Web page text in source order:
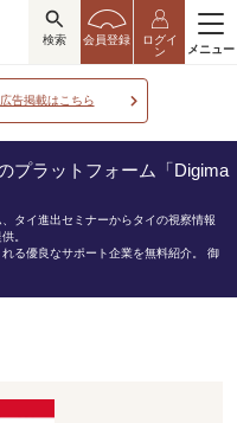
検索 会員登録
ログイ
ン
メニュー
広告掲載はこちら
プラットフォーム「Digima
タイ進出セミナーからタイの視察情報
。
る優良なサポート企業を無料紹介。
御